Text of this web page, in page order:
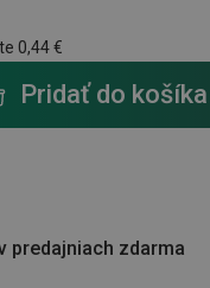
0,44 €
Pridať do košíka
predajniach zdarma